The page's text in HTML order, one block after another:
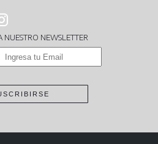
NUESTRO NEWSLETTER